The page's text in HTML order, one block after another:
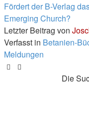
Fördert der B-Verlag
Emerging Church?
Letzter Beitrag von
Verfasst in Betanien-
Meldungen
Die